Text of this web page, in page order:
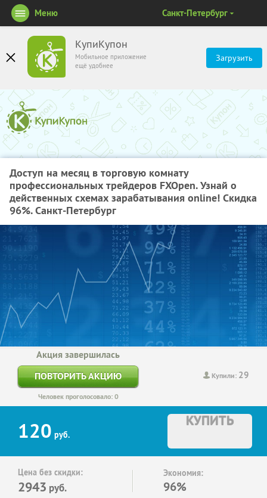
КупиКупон
Мобильное приложение
ещё удобнее
Загрузить
Меню Санкт-Петербург
Доступ на месяц в торговую комнату
профессиональных трейдеров FXOpen. Узнай о
действенных схемах зарабатывания online! Скидка
96%. Санкт-Петербург
Купили: 29
Акция завершилась
ПОВТОРИТЬ АКЦИЮ
Человек проголосовало: 0
120 руб.
КУПИТЬ
Цена без скидки:
2943 руб.
Экономия:
96%